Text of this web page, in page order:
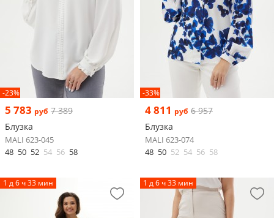
-23%
5 783 руб 7 389
Блузка
MALI 623-045
48 50 52 54 56 58
-33%
4 811 руб 6 957
Блузка
MALI 623-074
48 50 52 54 56 58
1 д 6 ч 33 мин 1 д 6 ч 33 мин